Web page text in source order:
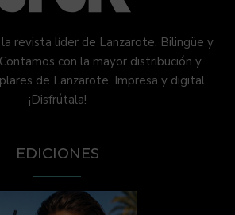
revista líder de Lanzarote. Bilingüe y
con la mayor distribución y
de Lanzarote. Impresa y digital
¡Disfrútala!
EDICIONES